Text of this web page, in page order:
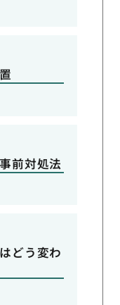
前対処法
どう変わ